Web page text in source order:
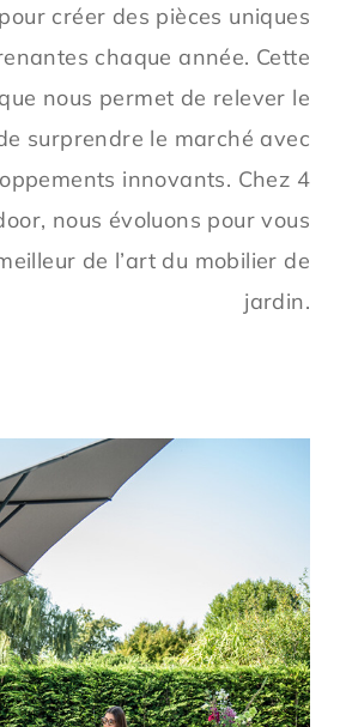
créer des pièces uniques
chaque année. Cette
nous permet de relever le
surprendre le marché avec
innovants. Chez 4
nous évoluons pour vous
de l’art du mobilier de
jardin.